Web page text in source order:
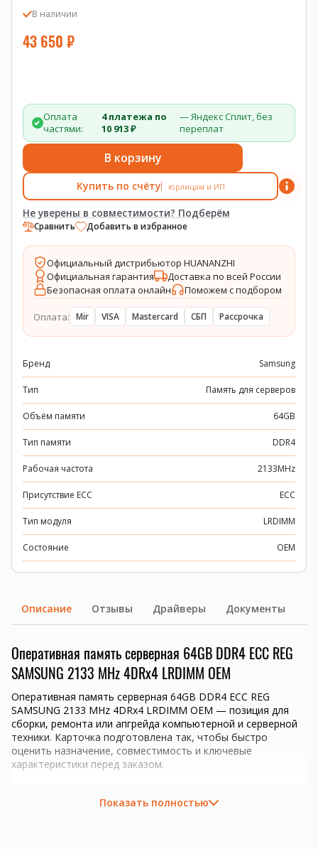
В наличии
43 650 ₽
Оплата
частями:
4 платежа по
10 913 ₽
— Яндекс Сплит, без
переплат
В корзину
Купить по счёту юрлицам и ИП
Не уверены в совместимости? Подберём
Сравнить Добавить в избранное
Официальный дистрибьютор HUANANZHI
Официальная гарантия
Доставка по всей России
Безопасная оплата онлайн
Поможем с подбором
Оплата: Mir VISA Mastercard СБП Рассрочка
Бренд Samsung
Тип Память для серверов
Объём памяти 64GB
Тип памяти DDR4
Рабочая частота 2133MHz
Присутствие ECC ECC
Тип модуля LRDIMM
Состояние OEM
Описание Отзывы Драйверы Документы
Оперативная память серверная 64GB DDR4 ECC REG
SAMSUNG 2133 MHz 4DRx4 LRDIMM OEM
Оперативная память серверная 64GB DDR4 ECC REG
SAMSUNG 2133 MHz 4DRx4 LRDIMM OEM — позиция для
сборки, ремонта или апгрейда компьютерной и серверной
техники. Карточка подготовлена так, чтобы быстро
оценить назначение, совместимость и ключевые
характеристики перед заказом.
Показать полностью